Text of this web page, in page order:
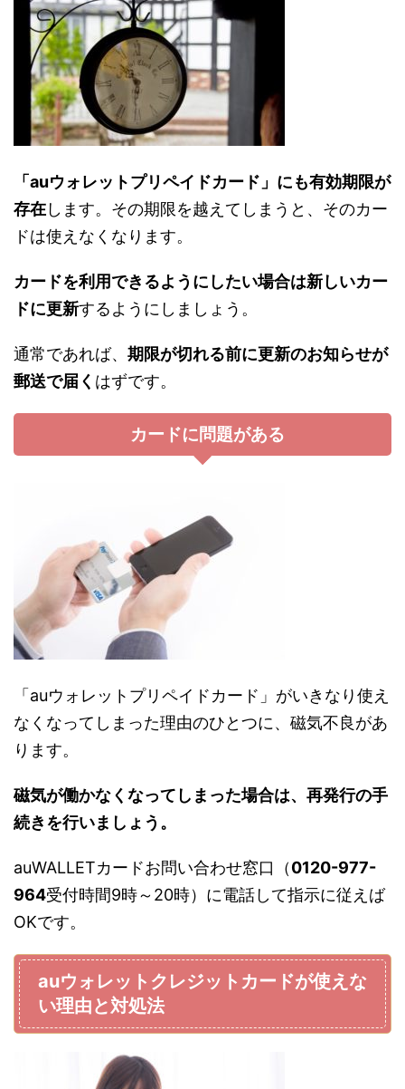
「auウォレットプリペイドカード」にも有効期限が
存在します。その期限を越えてしまうと、そのカー
ドは使えなくなります。
カードを利用できるようにしたい場合は新しいカー
ドに更新するようにしましょう。
通常であれば、 期限が切れる前に更新のお知らせが
郵送で届く はずです。
カードに問題がある
「auウォレットプリペイドカード」がいきなり使え
なくなってしまった理由のひとつに、磁気不良があ
ります。
磁気が働かなくなってしまった場合は、再発行の手
続きを行いましょう。
auWALLETカードお問い合わせ窓口（0120-977-
964受付時間9時～20時）に電話して指示に従えば
OKです。
auウォレットクレジットカードが使えな
い理由と対処法